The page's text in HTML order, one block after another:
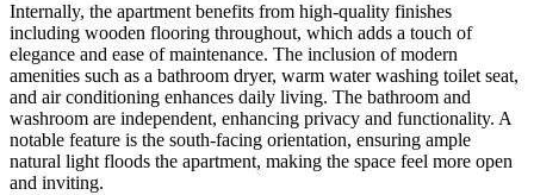
Internally, the apartment benefits from high-quality finishes
including wooden flooring throughout, which adds a touch of
elegance and ease of maintenance. The inclusion of modern
amenities such as a bathroom dryer, warm water washing toilet seat,
and air conditioning enhances daily living. The bathroom and
washroom are independent, enhancing privacy and functionality. A
notable feature is the south-facing orientation, ensuring ample
natural light floods the apartment, making the space feel more open
and inviting.